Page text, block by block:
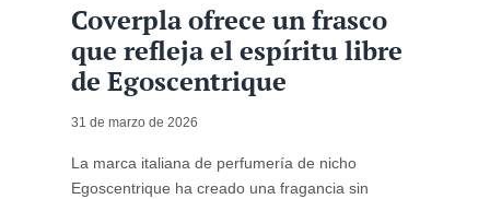
Coverpla ofrece un frasco
que refleja el espíritu libre
de Egoscentrique
31 de marzo de 2026
La marca italiana de perfumería de nicho
Egoscentrique ha creado una fragancia sin